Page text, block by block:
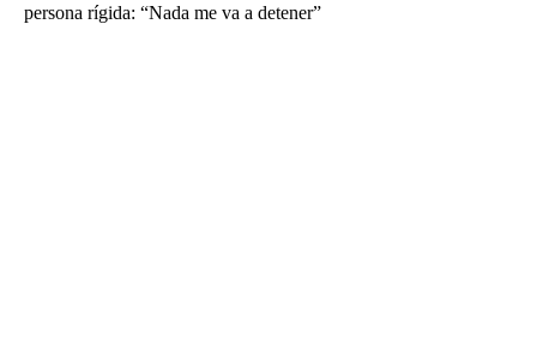
persona rígida: “Nada me va a detener”